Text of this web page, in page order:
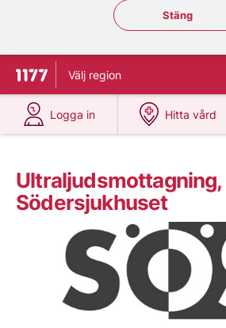
Stäng
Stäng
Till startsidan för 1177
Välj region
Logga in
på 1177.se
Hitta vård
på
Ultraljudsmottagning,
Södersjukhuset